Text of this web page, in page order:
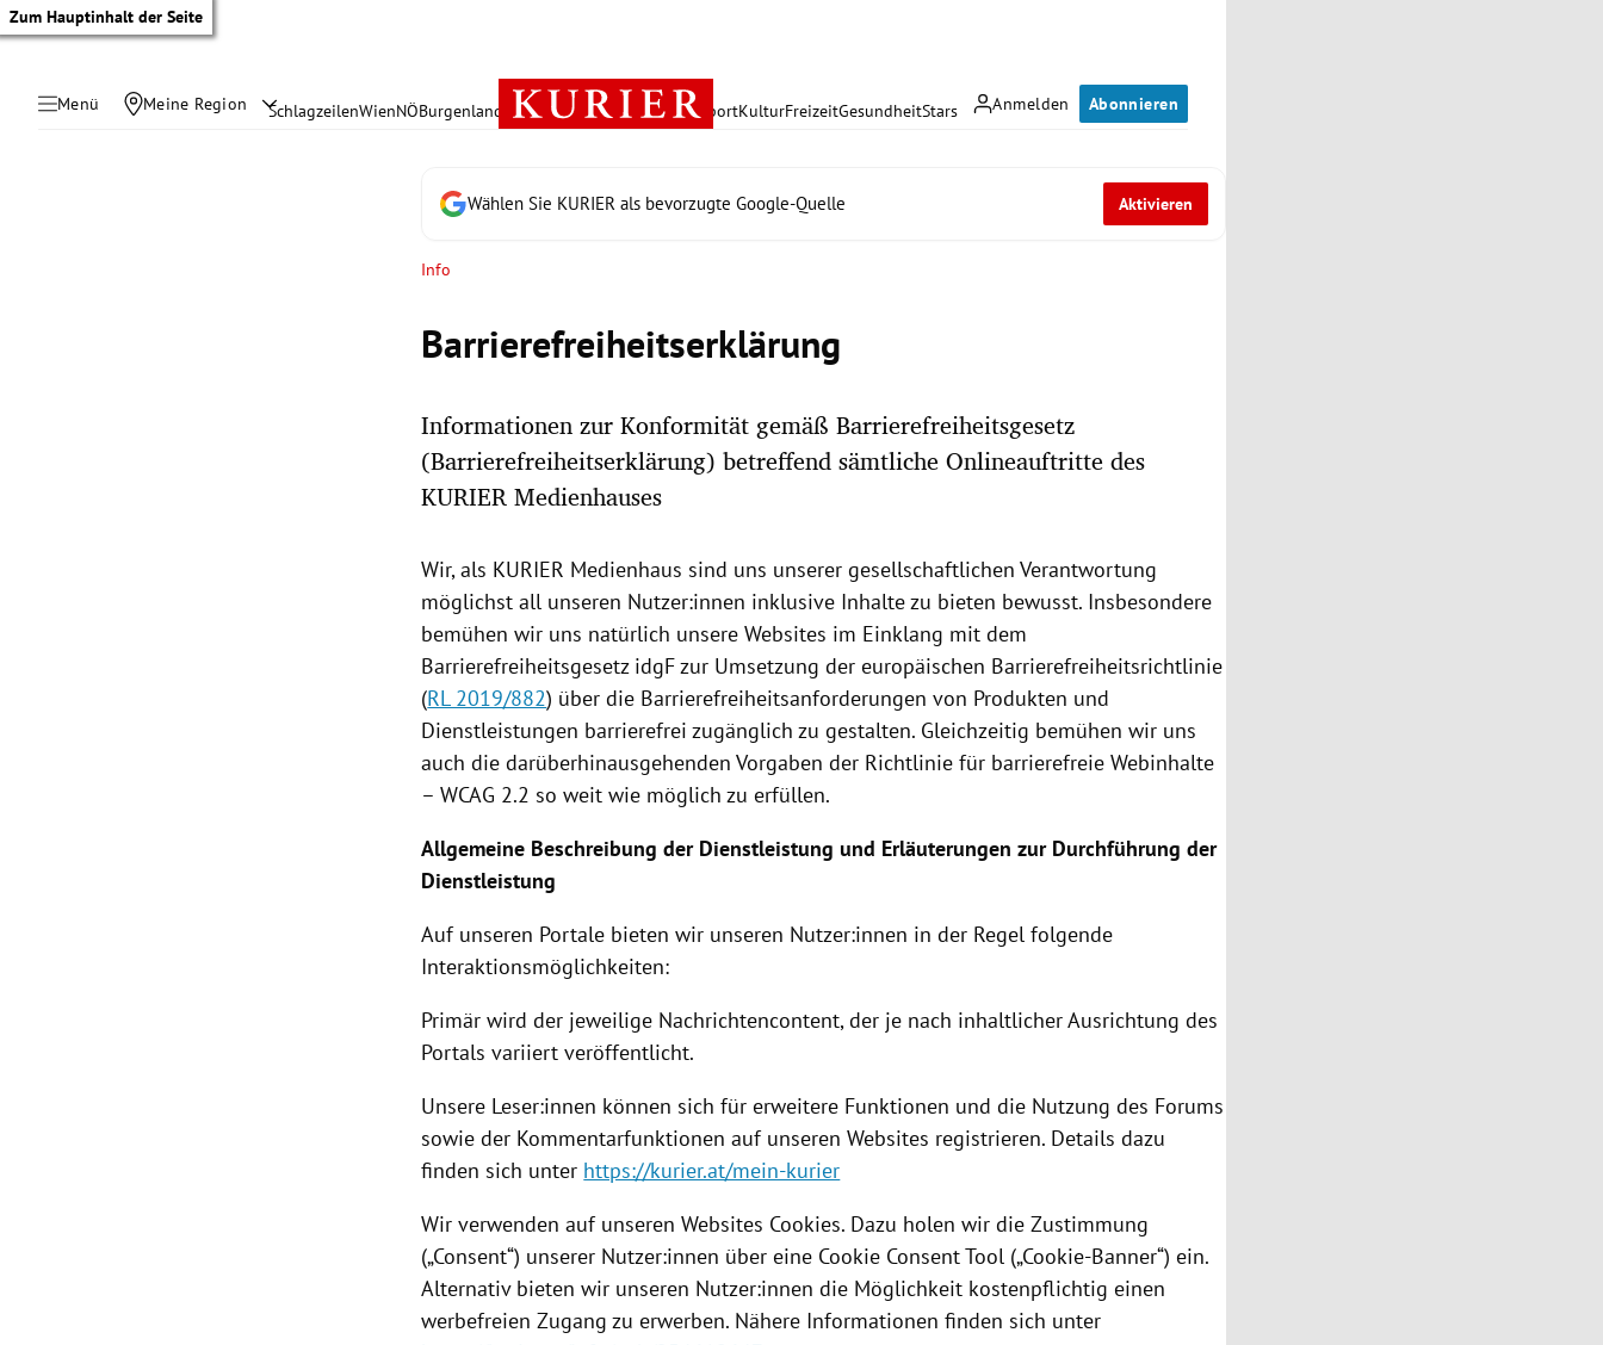
Zum Hauptinhalt der Seite
Menü Meine Region Anmelden Abonnieren
SchlagzeilenWienNÖBurgenland Österreich PolitikWirtschaft SportKulturFreizeitGesundheitStars
Wählen Sie KURIER als bevorzugte Google-Quelle Aktivieren
Info
Barrierefreiheitserklärung
Informationen zur Konformität gemäß Barrierefreiheitsgesetz
(Barrierefreiheitserklärung) betreffend sämtliche Onlineauftritte des
KURIER Medienhauses
Wir, als KURIER Medienhaus sind uns unserer gesellschaftlichen Verantwortung
möglichst all unseren Nutzer:innen inklusive Inhalte zu bieten bewusst. Insbesondere
bemühen wir uns natürlich unsere Websites im Einklang mit dem
Barrierefreiheitsgesetz idgF zur Umsetzung der europäischen Barrierefreiheitsrichtlinie
(RL 2019/882) über die Barrierefreiheitsanforderungen von Produkten und
Dienstleistungen barrierefrei zugänglich zu gestalten. Gleichzeitig bemühen wir uns
auch die darüberhinausgehenden Vorgaben der Richtlinie für barrierefreie Webinhalte
– WCAG 2.2 so weit wie möglich zu erfüllen.
Allgemeine Beschreibung der Dienstleistung und Erläuterungen zur Durchführung der
Dienstleistung
Auf unseren Portale bieten wir unseren Nutzer:innen in der Regel folgende
Interaktionsmöglichkeiten:
Primär wird der jeweilige Nachrichtencontent, der je nach inhaltlicher Ausrichtung des
Portals variiert veröffentlicht.
Unsere Leser:innen können sich für erweitere Funktionen und die Nutzung des Forums
sowie der Kommentarfunktionen auf unseren Websites registrieren. Details dazu
finden sich unter https://kurier.at/mein-kurier
Wir verwenden auf unseren Websites Cookies. Dazu holen wir die Zustimmung
(„Consent“) unserer Nutzer:innen über eine Cookie Consent Tool („Cookie-Banner“) ein.
Alternativ bieten wir unseren Nutzer:innen die Möglichkeit kostenpflichtig einen
werbefreien Zugang zu erwerben. Nähere Informationen finden sich unter